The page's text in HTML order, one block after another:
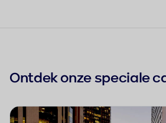
Ontdek onze speciale